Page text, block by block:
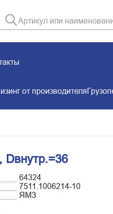
от производителя
Dвнутр.=36
64324
7511.1006214-10
ЯМЗ